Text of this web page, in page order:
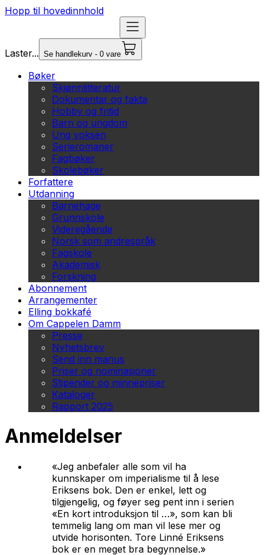
Hopp til hovedinnhold
Laster... Se handlekurv - 0 vare
Bøker
Skjønnlitteratur
Dokumentar og fakta
Hobby og fritid
Barn og ungdom
Ung voksen
Serieromaner
Fagbøker
Skolebøker
Forfattere
Utdanning
Barnehage
Grunnskole
Videregående
Norsk som andrespråk
Fagskole
Akademisk
Forskning
Abonnement
Arrangementer
Elling bokkafé
Om Cappelen Damm
Presse
Nyhetsbrev
Send inn manus
Priser og nominasjoner
Stipender og minnepriser
Kataloger
Rapport 2025
Anmeldelser
«Jeg anbefaler alle som vil ha
kunnskaper om imperialisme til å lese
Eriksens bok. Den er enkel, lett og
tilgjengelig, og føyer seg pent inn i serien
«En kort introduksjon til …», som kan bli
temmelig lang om man vil lese mer og
utvide horisonten. Tore Linné Eriksens
bok er en meget bra begynnelse.»